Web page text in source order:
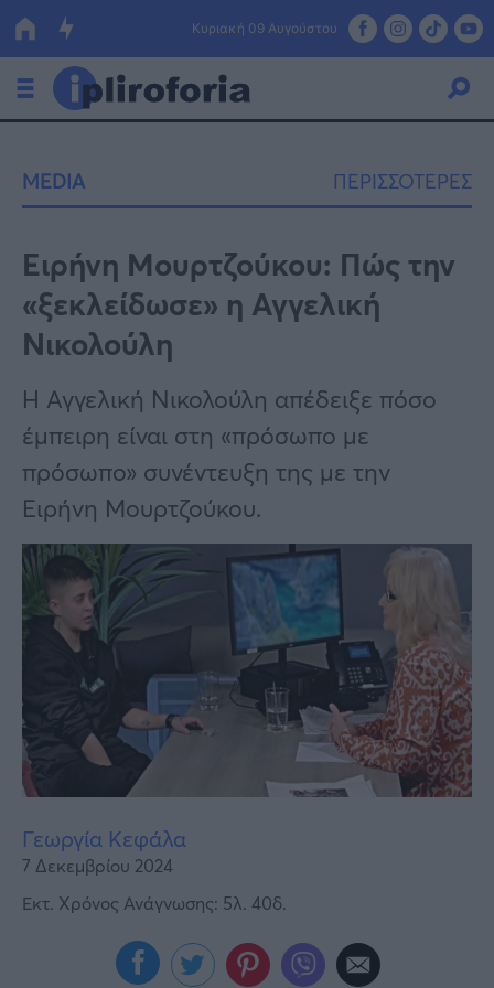
Κυριακή 09 Αυγούστου
Οικονομία
Πολιτική
Τράπεζες
Επιδοτήσεις
ΕΣΠΑ
Κόσμος
Lifestyle
Αθλητικά
Υγεία
Γυναίκα
Καιρός
MEDIA ΠΕΡΙΣΣΟΤΕΡΕΣ
Ειρήνη Μουρτζούκου: Πώς την
«ξεκλείδωσε» η Αγγελική
Νικολούλη
Η Αγγελική Νικολούλη απέδειξε πόσο
έμπειρη είναι στη «πρόσωπο με
πρόσωπο» συνέντευξη της με την
Ειρήνη Μουρτζούκου.
Γεωργία Κεφάλα
7 Δεκεμβρίου 2024
Εκτ. Χρόνος Ανάγνωσης: 5λ. 40δ.